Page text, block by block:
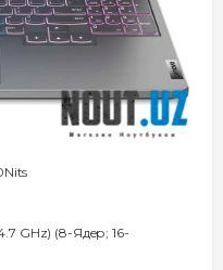
GHz) (8-Ядeр; 16-